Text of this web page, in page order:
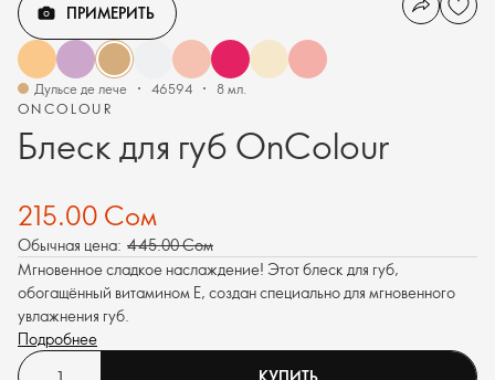
ONCOLOUR
Блеск для губ OnColour
ПРИМЕРИТЬ
Дульсе де лече 46594 8 мл.
215.00 Сом
Обычная цена: 445.00 Сом
Мгновенное сладкое наслаждение! Этот блеск для губ,
обогащённый витамином Е, создан специально для мгновенного
увлажнения губ.
Подробнее